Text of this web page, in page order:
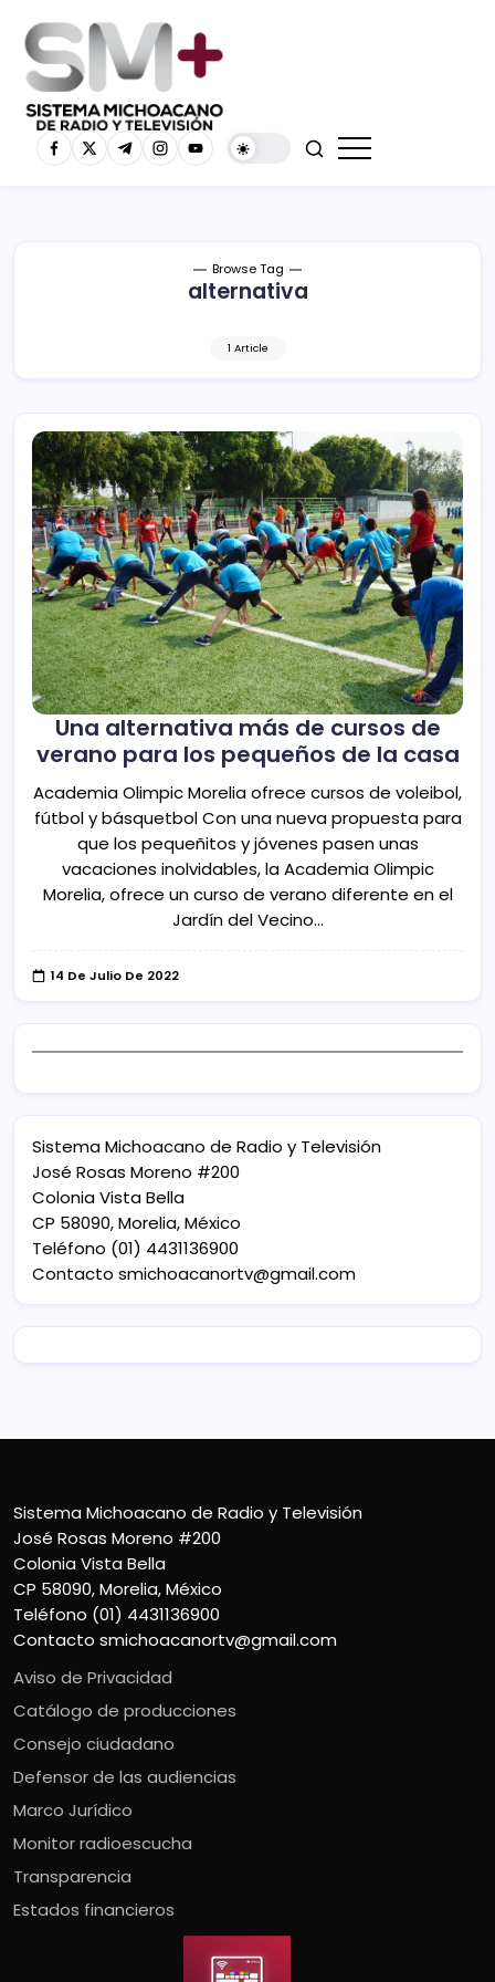
Browse Tag
alternativa
1 Article
Una alternativa más de cursos de
verano para los pequeños de la casa
Academia Olimpic Morelia ofrece cursos de voleibol,
fútbol y básquetbol Con una nueva propuesta para
que los pequeñitos y jóvenes pasen unas
vacaciones inolvidables, la Academia Olimpic
Morelia, ofrece un curso de verano diferente en el
Jardín del Vecino…
14 De Julio De 2022
Sistema Michoacano de Radio y Televisión
José Rosas Moreno #200
Colonia Vista Bella
CP 58090, Morelia, México
Teléfono (01) 4431136900
Contacto smichoacanortv@gmail.com
Sistema Michoacano de Radio y Televisión
José Rosas Moreno #200
Colonia Vista Bella
CP 58090, Morelia, México
Teléfono (01) 4431136900
Contacto smichoacanortv@gmail.com
Aviso de Privacidad
Catálogo de producciones
Consejo ciudadano
Defensor de las audiencias
Marco Jurídico
Monitor radioescucha
Transparencia
Estados financieros